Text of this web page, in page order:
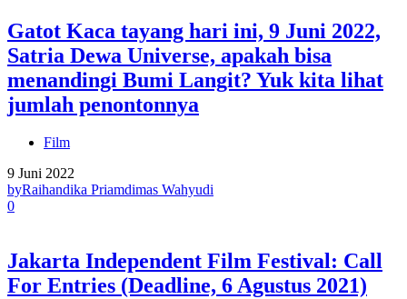
Gatot Kaca tayang hari ini, 9 Juni 2022,
Satria Dewa Universe, apakah bisa
menandingi Bumi Langit? Yuk kita lihat
jumlah penontonnya
Film
9 Juni 2022
byRaihandika Priamdimas Wahyudi
0
Jakarta Independent Film Festival: Call
For Entries (Deadline, 6 Agustus 2021)